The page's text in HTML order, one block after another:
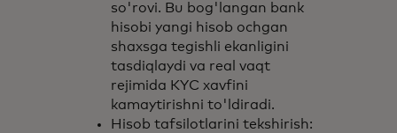
so'rovi. Bu bog'langan bank
hisobi yangi hisob ochgan
shaxsga tegishli ekanligini
tasdiqlaydi va real vaqt
rejimida KYC xavfini
kamaytirishni to'ldiradi.
Hisob tafsilotlarini tekshirish: